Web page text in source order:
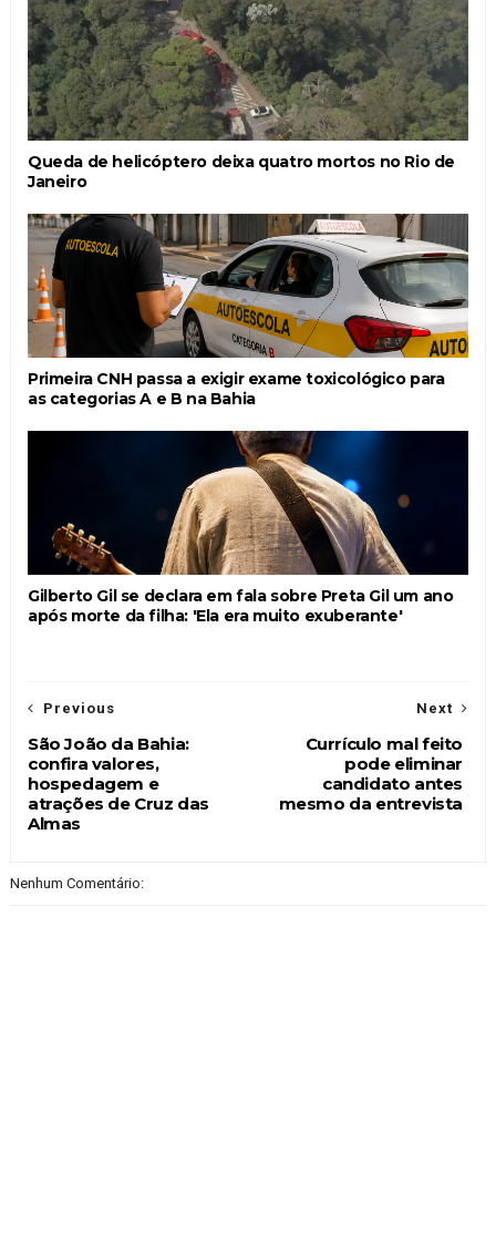
Queda de helicóptero deixa quatro mortos no Rio de
Janeiro
Primeira CNH passa a exigir exame toxicológico para
as categorias A e B na Bahia
Gilberto Gil se declara em fala sobre Preta Gil um ano
após morte da filha: 'Ela era muito exuberante'
Next
Currículo mal feito
pode eliminar
candidato antes
mesmo da entrevista
Previous
São João da Bahia:
confira valores,
hospedagem e
atrações de Cruz das
Almas
Nenhum Comentário: